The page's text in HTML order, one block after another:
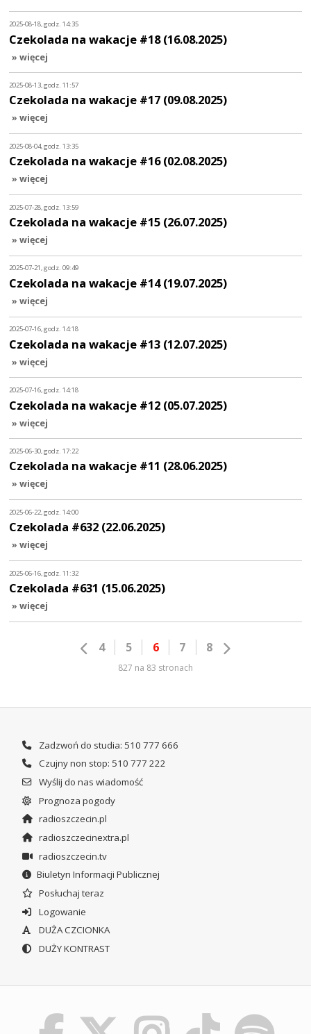
2025-08-18, godz. 14:35
Czekolada na wakacje #18 (16.08.2025)
» więcej
2025-08-13, godz. 11:57
Czekolada na wakacje #17 (09.08.2025)
» więcej
2025-08-04, godz. 13:35
Czekolada na wakacje #16 (02.08.2025)
» więcej
2025-07-28, godz. 13:59
Czekolada na wakacje #15 (26.07.2025)
» więcej
2025-07-21, godz. 09:49
Czekolada na wakacje #14 (19.07.2025)
» więcej
2025-07-16, godz. 14:18
Czekolada na wakacje #13 (12.07.2025)
» więcej
2025-07-16, godz. 14:18
Czekolada na wakacje #12 (05.07.2025)
» więcej
2025-06-30, godz. 17:22
Czekolada na wakacje #11 (28.06.2025)
» więcej
2025-06-22, godz. 14:00
Czekolada #632 (22.06.2025)
» więcej
2025-06-16, godz. 11:32
Czekolada #631 (15.06.2025)
» więcej
4 5 6 7 8
827 na 83 stronach
Zadzwoń do studia: 510 777 666
Czujny non stop: 510 777 222
Wyślij do nas wiadomość
Prognoza pogody
radioszczecin.pl
radioszczecinextra.pl
radioszczecin.tv
Biuletyn Informacji Publicznej
Posłuchaj teraz
Logowanie
DUŻA CZCIONKA
DUŻY KONTRAST